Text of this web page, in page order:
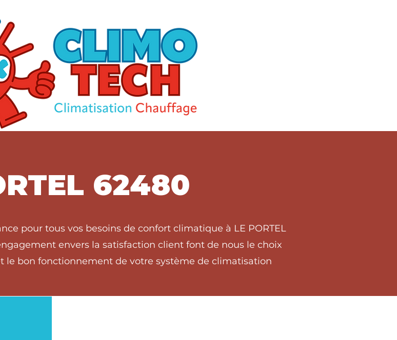
62480
pour tous vos besoins de confort climatique à LE PORTEL
envers la satisfaction client font de nous le choix
le bon fonctionnement de votre système de climatisation